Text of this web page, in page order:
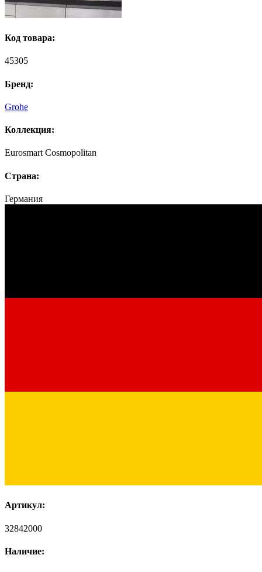
Код товара:
45305
Бренд:
Grohe
Коллекция:
Eurosmart Cosmopolitan
Страна:
Германия
Артикул:
32842000
Наличие: